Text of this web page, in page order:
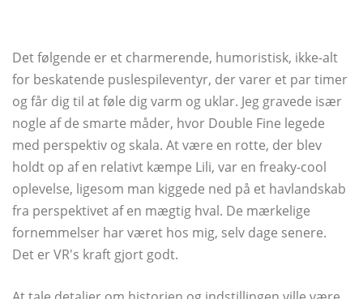
Det følgende er et charmerende, humoristisk, ikke-alt
for beskatende puslespileventyr, der varer et par timer
og får dig til at føle dig varm og uklar. Jeg gravede især
nogle af de smarte måder, hvor Double Fine legede
med perspektiv og skala. At være en rotte, der blev
holdt op af en relativt kæmpe Lili, var en freaky-cool
oplevelse, ligesom man kiggede ned på et havlandskab
fra perspektivet af en mægtig hval. De mærkelige
fornemmelser har været hos mig, selv dage senere.
Det er VR's kraft gjort godt.